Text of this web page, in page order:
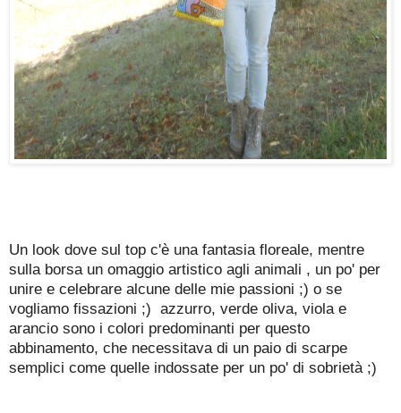
Un look dove sul top c'è una fantasia floreale, mentre
sulla borsa un omaggio artistico agli animali , un po' per
unire e celebrare alcune delle mie passioni ;) o se
vogliamo fissazioni ;) azzurro, verde oliva, viola e
arancio sono i colori predominanti per questo
abbinamento, che necessitava di un paio di scarpe
semplici come quelle indossate per un po' di sobrietà ;)